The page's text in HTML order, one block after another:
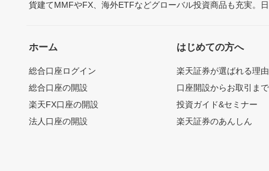
貨建てMMFやFX、海外ETFなどグローバル投資商品も充実。
ホーム
総合口座ログイン
総合口座の開設
楽天FX口座の開設
法人口座の開設
はじめての方へ
楽天証券が選ばれる理由
口座開設からお取引ま
投資ガイド&セミナー
楽天証券のあんしん